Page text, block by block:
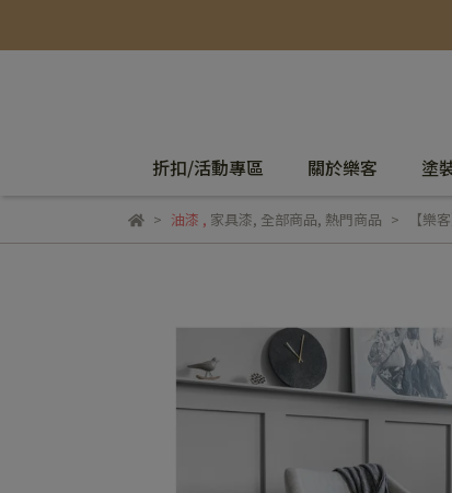
折扣/活動專區 關於樂客 塗
油漆 , 家具漆, 全部商品, 熱門商品 【樂